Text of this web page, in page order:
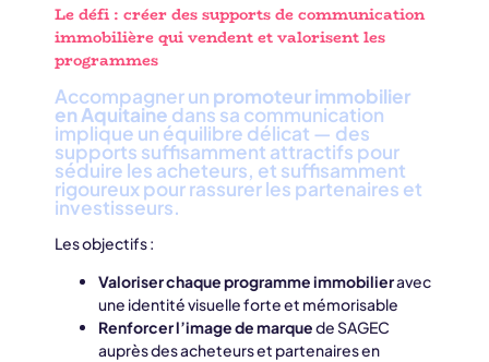
Le défi : créer des supports de communication
immobilière qui vendent et valorisent les
programmes
Accompagner un promoteur immobilier
en Aquitaine dans sa communication
implique un équilibre délicat — des
supports suffisamment attractifs pour
séduire les acheteurs, et suffisamment
rigoureux pour rassurer les partenaires et
investisseurs.
Les objectifs :
Valoriser chaque programme immobilieravec
une identité visuelle forte et mémorisable
Renforcer l’image de marquede SAGEC
auprès des acheteurs et partenaires en